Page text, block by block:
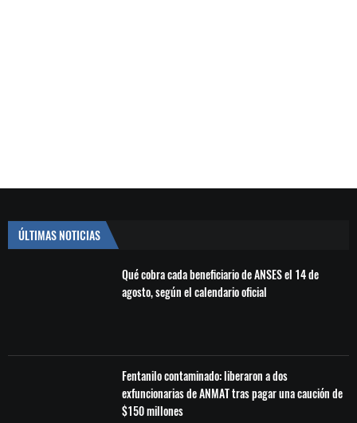
ÚLTIMAS NOTICIAS
Qué cobra cada beneficiario de ANSES el 14 de
agosto, según el calendario oficial
Fentanilo contaminado: liberaron a dos
exfuncionarias de ANMAT tras pagar una caución de
$150 millones